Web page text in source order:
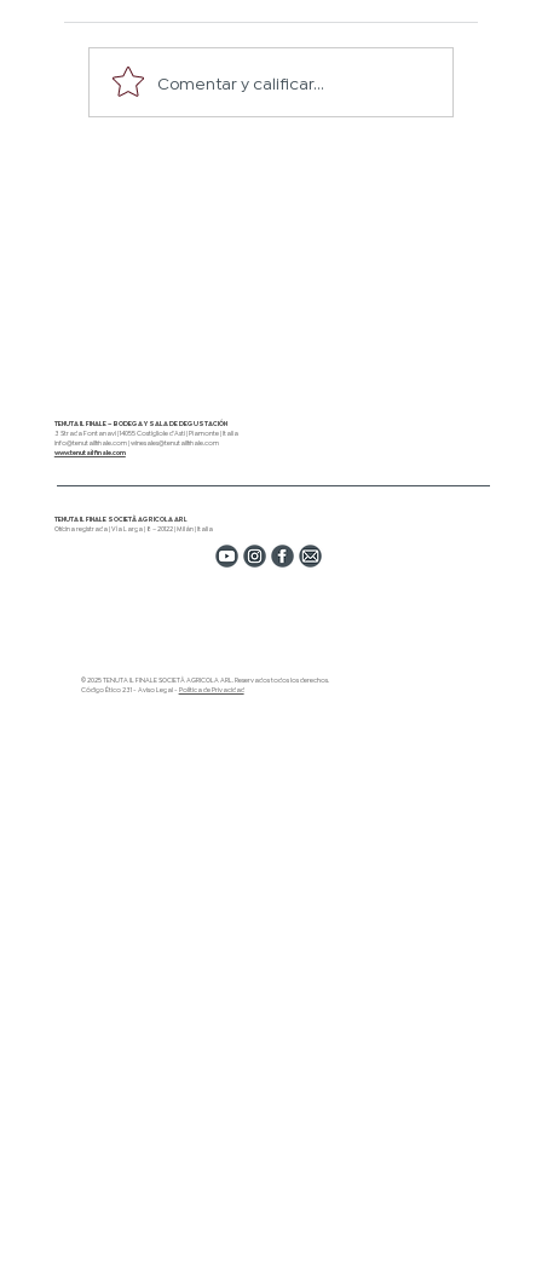
Decantación del panel de Decanter
Comentar y calificar...
TENUTA IL FINALE – BODEGA Y SALA DE DEGUSTACIÓN
3 Strada Fontanavi | 14055 Costigliole d'Asti | Piamonte | Italia
info@tenutailfinale.com|winesales@tenutailfinale.com
www.tenutailfinale.com
TENUTA IL FINALE SOCIETÀ AGRICOLA ARL
Oficina registrada | Vía Larga | 8 – 20122 | Milán | Italia
© 2025 TENUTA IL FINALE SOCIETÀ AGRICOLA ARL. Reservados todos los derechos.
Código Ético 231 - Aviso Legal - Política de Privacidad